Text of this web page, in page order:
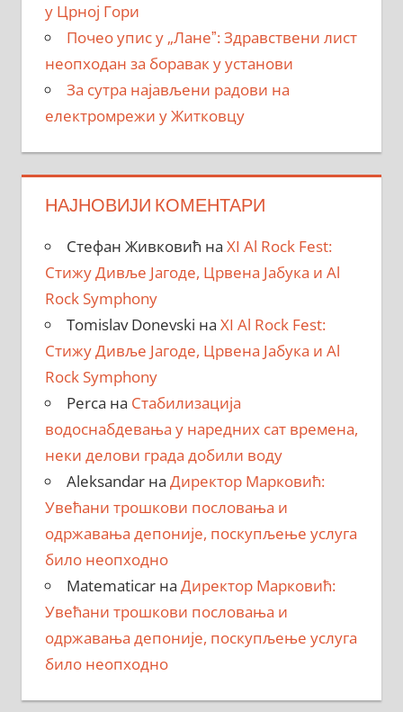
у Црној Гори
Почео упис у „Ланеˮ: Здравствени лист
неопходан за боравак у установи
За сутра најављени радови на
електромрежи у Житковцу
НАЈНОВИЈИ КОМЕНТАРИ
Стефан Живковић на XI Al Rock Fest:
Стижу Дивље Јагоде, Црвена Јабука и Al
Rock Symphony
Tomislav Donevski на XI Al Rock Fest:
Стижу Дивље Јагоде, Црвена Јабука и Al
Rock Symphony
Perca на Стабилизација
водоснабдевања у наредних сат времена,
неки делови града добили воду
Aleksandarна Директор Марковић:
Увећани трошкови пословања и
одржавања депоније, поскупљење услуга
било неопходно
Matematicarна Директор Марковић:
Увећани трошкови пословања и
одржавања депоније, поскупљење услуга
било неопходно